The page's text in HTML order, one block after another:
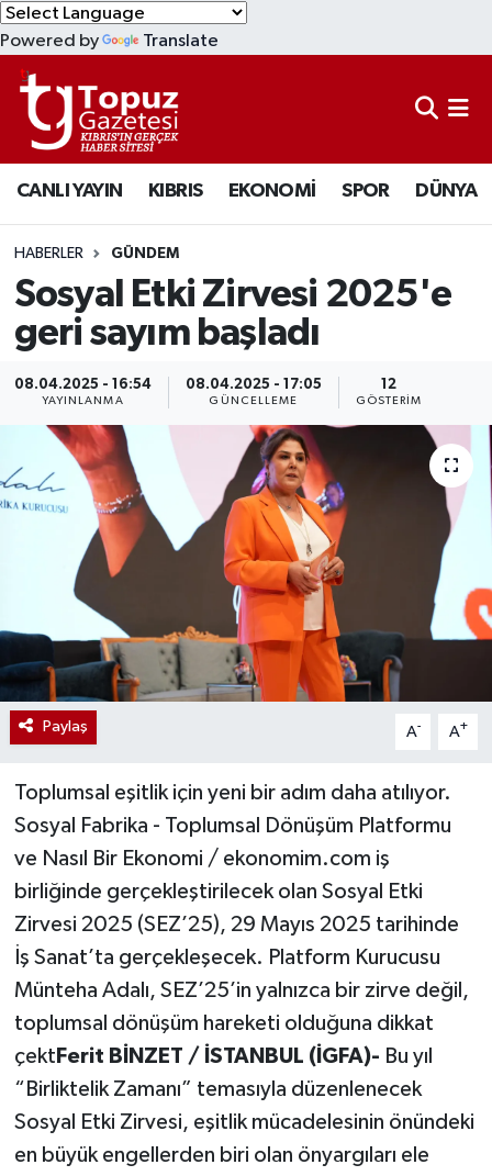
Powered by Translate
CANLI YAYIN KIBRIS EKONOMİ SPOR DÜNYA
HABERLER GÜNDEM
Sosyal Etki Zirvesi 2025'e
geri sayım başladı
08.04.2025 - 16:54
YAYINLANMA
08.04.2025 - 17:05
GÜNCELLEME
12
GÖSTERIM
Paylaş A- A+
Toplumsal eşitlik için yeni bir adım daha atılıyor.
Sosyal Fabrika - Toplumsal Dönüşüm Platformu
ve Nasıl Bir Ekonomi / ekonomim.com iş
birliğinde gerçekleştirilecek olan Sosyal Etki
Zirvesi 2025 (SEZ’25), 29 Mayıs 2025 tarihinde
İş Sanat’ta gerçekleşecek. Platform Kurucusu
Münteha Adalı, SEZ’25’in yalnızca bir zirve değil,
toplumsal dönüşüm hareketi olduğuna dikkat
çekt Ferit BİNZET / İSTANBUL (İGFA)- Bu yıl
“Birliktelik Zamanı” temasıyla düzenlenecek
Sosyal Etki Zirvesi, eşitlik mücadelesinin önündeki
en büyük engellerden biri olan önyargıları ele
KIBRIS
DÜNYA
EKONOMİ
MAGAZİN
SAĞLIK
TÜRKİYE
Lefkoşa Nöbetçi Eczaneler
Lefkoşa Hava Durumu
Lefkoşa Trafik Yoğunluk Haritası
Süper Lig Puan Durumu ve Fikstür
Tüm Manşetler